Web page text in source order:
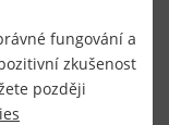
fungování a
zkušenost
později